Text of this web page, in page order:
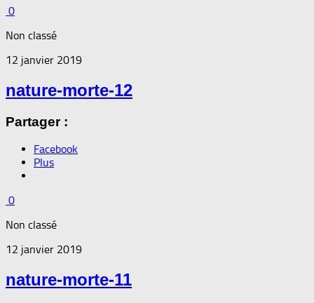
0
Non classé
12 janvier 2019
nature-morte-12
Partager :
Facebook
Plus
0
Non classé
12 janvier 2019
nature-morte-11